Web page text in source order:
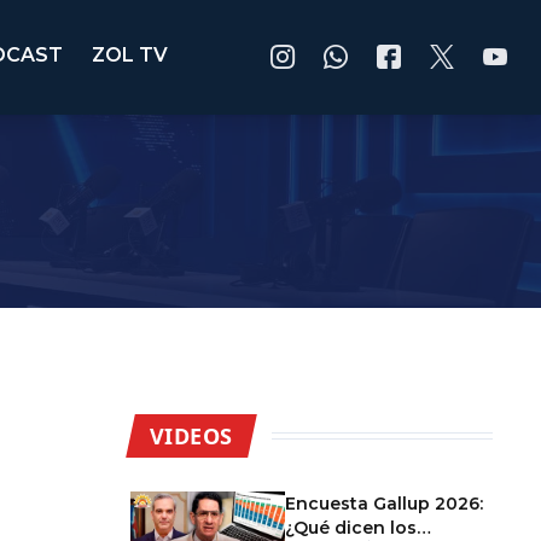
ZOL TV
VIDEOS
Encuesta Gallup 2026:
¿Qué dicen los